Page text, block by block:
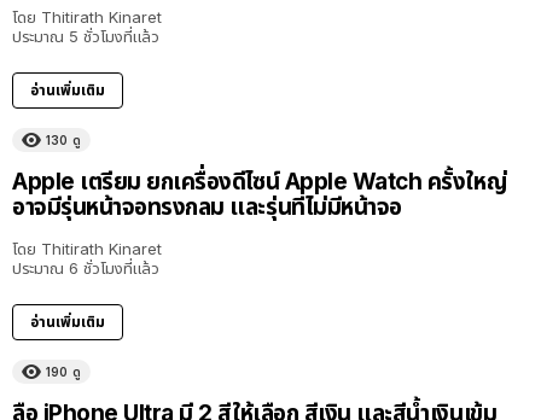
โดย Thitirath Kinaret
ประมาณ 5 ชั่วโมงที่แล้ว
อ่านเพิ่มเติม
130 ดู
Apple เตรียม ยกเครื่องดีไซน์ Apple Watch ครั้งใหญ่
อาจมีรุ่นหน้าจอทรงกลม และรุ่นที่ไม่มีหน้าจอ
โดย Thitirath Kinaret
ประมาณ 6 ชั่วโมงที่แล้ว
อ่านเพิ่มเติม
190 ดู
ลือ iPhone Ultra มี 2 สีให้เลือก สีเงิน และสีน้ำเงินเข้ม